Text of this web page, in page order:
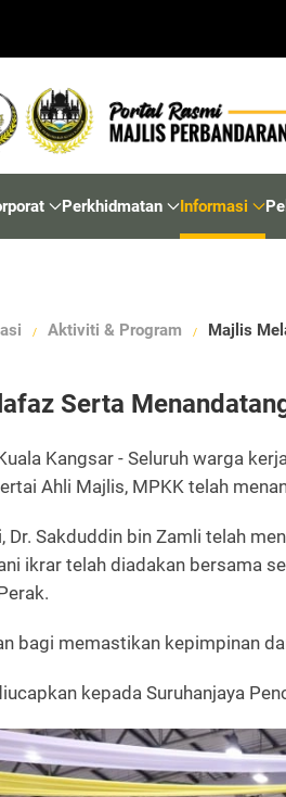
Perkhidmatan Informasi
Aktiviti & Program Majlis
Serta
Kangsar - Seluruh warga
Ahli Majlis, MPKK telah
Dr. Sakduddin bin Zamli telah
ikrar telah diadakan bersama
bagi memastikan kepimpinan
kepada Suruhanjaya